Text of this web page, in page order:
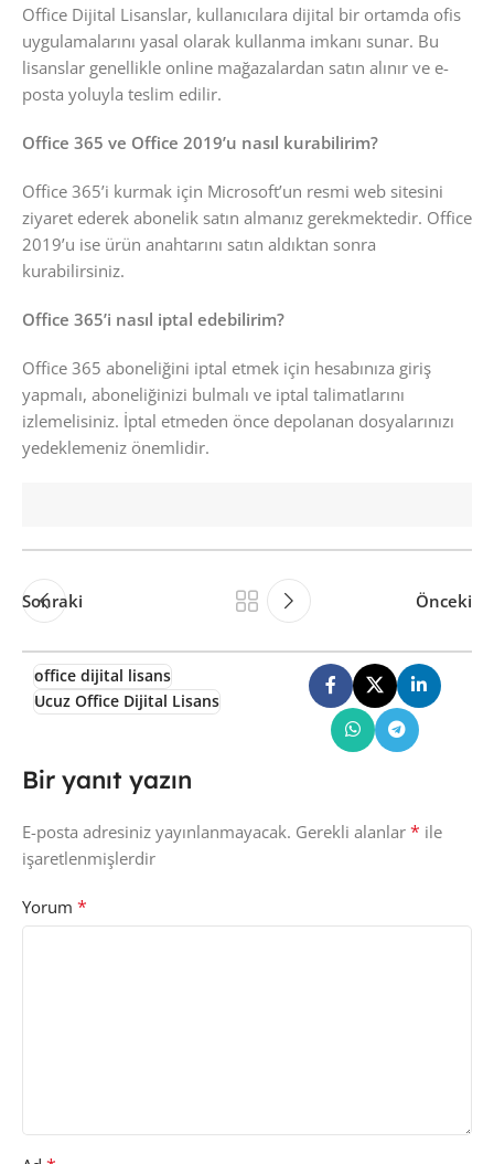
Office Dijital Lisanslar, kullanıcılara dijital bir ortamda ofis
uygulamalarını yasal olarak kullanma imkanı sunar. Bu
lisanslar genellikle online mağazalardan satın alınır ve e-
posta yoluyla teslim edilir.
Office 365 ve Office 2019’u nasıl kurabilirim?
Office 365’i kurmak için Microsoft’un resmi web sitesini
ziyaret ederek abonelik satın almanız gerekmektedir. Office
2019’u ise ürün anahtarını satın aldıktan sonra
kurabilirsiniz.
Office 365’i nasıl iptal edebilirim?
Office 365 aboneliğini iptal etmek için hesabınıza giriş
yapmalı, aboneliğinizi bulmalı ve iptal talimatlarını
izlemelisiniz. İptal etmeden önce depolanan dosyalarınızı
yedeklemeniz önemlidir.
Sonraki Önceki
office dijital lisans
Ucuz Office Dijital Lisans
Bir yanıt yazın
E-posta adresiniz yayınlanmayacak. Gerekli alanlar * ile
işaretlenmişlerdir
Yorum *